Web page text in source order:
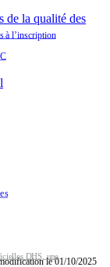
de la qualité des
le 01/10/2025
à l’inscription
DHS, une